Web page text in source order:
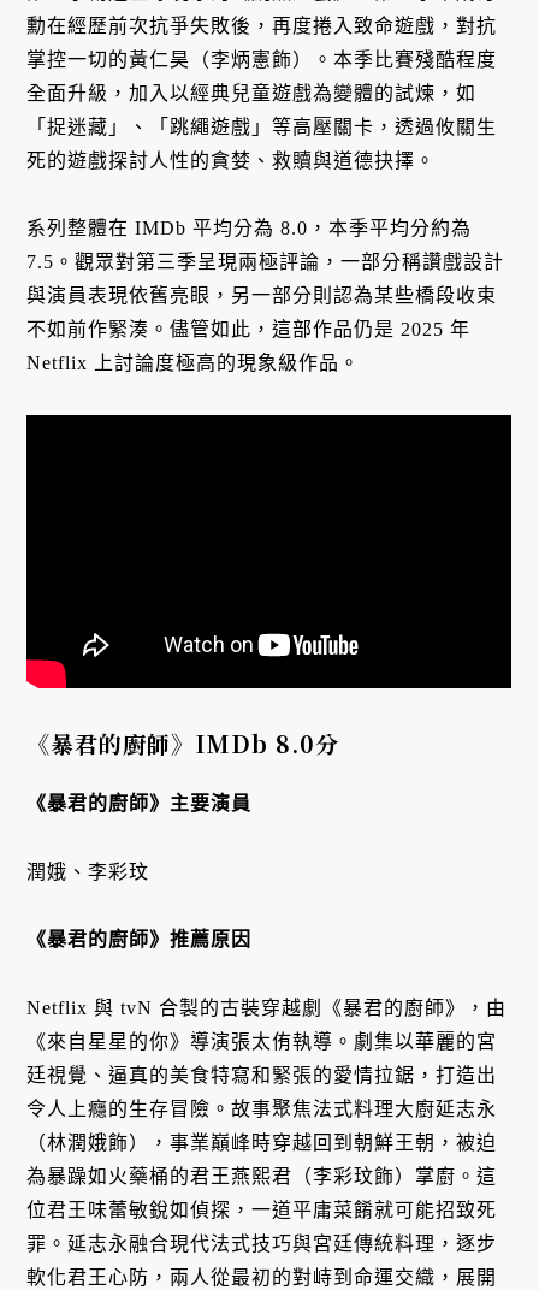
勳在經歷前次抗爭失敗後，再度捲入致命遊戲，對抗
掌控一切的黃仁昊（李炳憲飾）。本季比賽殘酷程度
全面升級，加入以經典兒童遊戲為變體的試煉，如
「捉迷藏」、「跳繩遊戲」等高壓關卡，透過攸關生
死的遊戲探討人性的貪婪、救贖與道德抉擇。
系列整體在 IMDb 平均分為 8.0，本季平均分約為
7.5。觀眾對第三季呈現兩極評論，一部分稱讚戲設計
與演員表現依舊亮眼，另一部分則認為某些橋段收束
不如前作緊湊。儘管如此，這部作品仍是 2025 年
Netflix 上討論度極高的現象級作品。
《暴君的廚師》IMDb 8.0分
《暴君的廚師》主要演員
潤娥、李彩玟
《暴君的廚師》推薦原因
Netflix 與 tvN 合製的古裝穿越劇《暴君的廚師》，由
《來自星星的你》導演張太侑執導。劇集以華麗的宮
廷視覺、逼真的美食特寫和緊張的愛情拉鋸，打造出
令人上癮的生存冒險。故事聚焦法式料理大廚延志永
（林潤娥飾），事業巔峰時穿越回到朝鮮王朝，被迫
為暴躁如火藥桶的君王燕熙君（李彩玟飾）掌廚。這
位君王味蕾敏銳如偵探，一道平庸菜餚就可能招致死
罪。延志永融合現代法式技巧與宮廷傳統料理，逐步
軟化君王心防，兩人從最初的對峙到命運交織，展開